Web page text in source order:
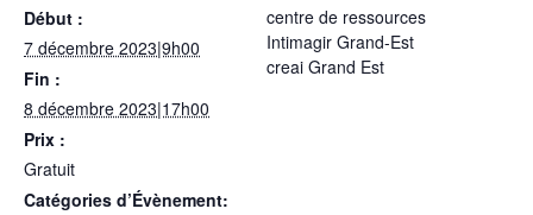
Début :
7 décembre 2023|9h00
Fin :
8 décembre 2023|17h00
Prix :
Gratuit
Catégories d’Évènement:
centre de ressources
Intimagir Grand-Est
creai Grand Est